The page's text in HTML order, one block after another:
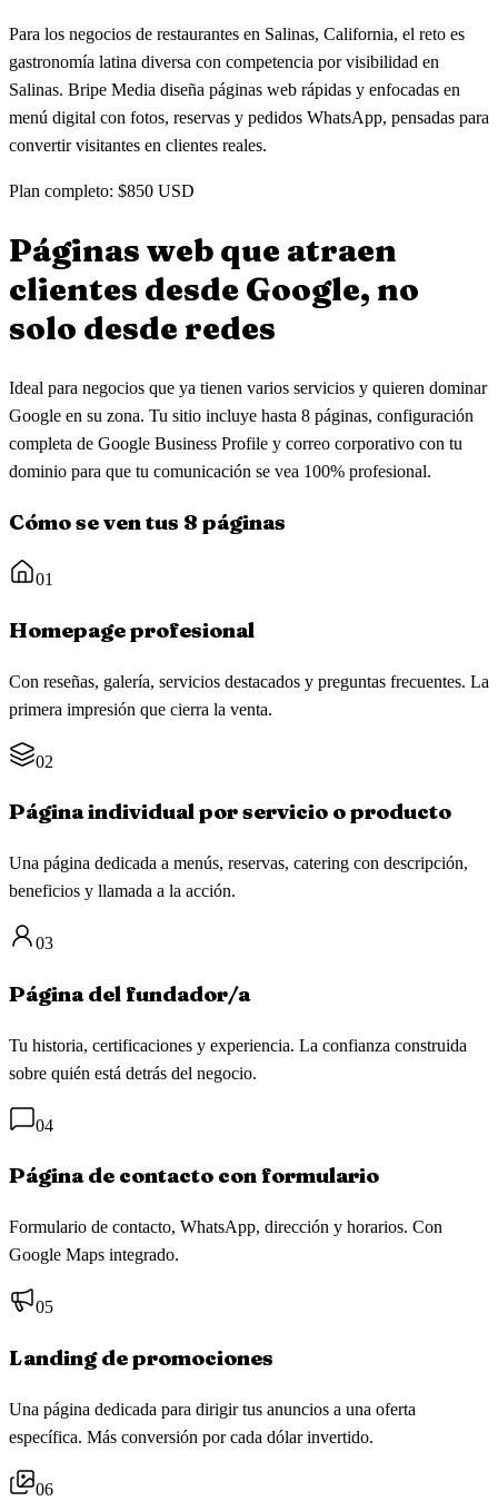
Para los negocios de restaurantes en Salinas, California, el reto es
gastronomía latina diversa con competencia por visibilidad en
Salinas. Bripe Media diseña páginas web rápidas y enfocadas en
menú digital con fotos, reservas y pedidos WhatsApp, pensadas para
convertir visitantes en clientes reales.
Plan completo: $850 USD
Páginas web que atraen
clientes desde Google, no
solo desde redes
Ideal para negocios que ya tienen varios servicios y quieren dominar
Google en su zona. Tu sitio incluye hasta 8 páginas, configuración
completa de Google Business Profile y correo corporativo con tu
dominio para que tu comunicación se vea 100% profesional.
Cómo se ven tus 8 páginas
01
Homepage profesional
Con reseñas, galería, servicios destacados y preguntas frecuentes. La
primera impresión que cierra la venta.
02
Página individual por servicio o producto
Una página dedicada a menús, reservas, catering con descripción,
beneficios y llamada a la acción.
03
Página del fundador/a
Tu historia, certificaciones y experiencia. La confianza construida
sobre quién está detrás del negocio.
04
Página de contacto con formulario
Formulario de contacto, WhatsApp, dirección y horarios. Con
Google Maps integrado.
05
Landing de promociones
Una página dedicada para dirigir tus anuncios a una oferta
específica. Más conversión por cada dólar invertido.
06